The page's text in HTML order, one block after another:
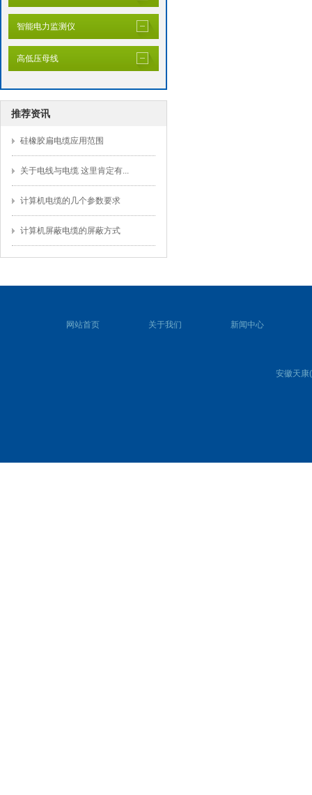
智能电力监测仪
高低压母线
推荐资讯
硅橡胶扁电缆应用范围
关于电线与电缆 这里肯定有...
计算机电缆的几个参数要求
计算机屏蔽电缆的屏蔽方式
网站首页 关于我们 新闻中心
安徽天